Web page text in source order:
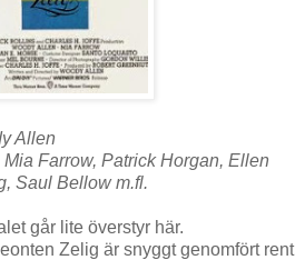
Allen
Farrow, Patrick Horgan, Ellen
Saul Bellow m.fl.
går lite överstyr här.
Zelig är snyggt genomfört rent